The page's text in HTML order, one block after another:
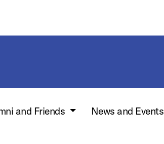
and Friends
News and Events